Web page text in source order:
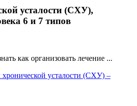
усталости (СХУ),
6 и 7 типов
как организовать лечение ...
усталости (СХУ) –